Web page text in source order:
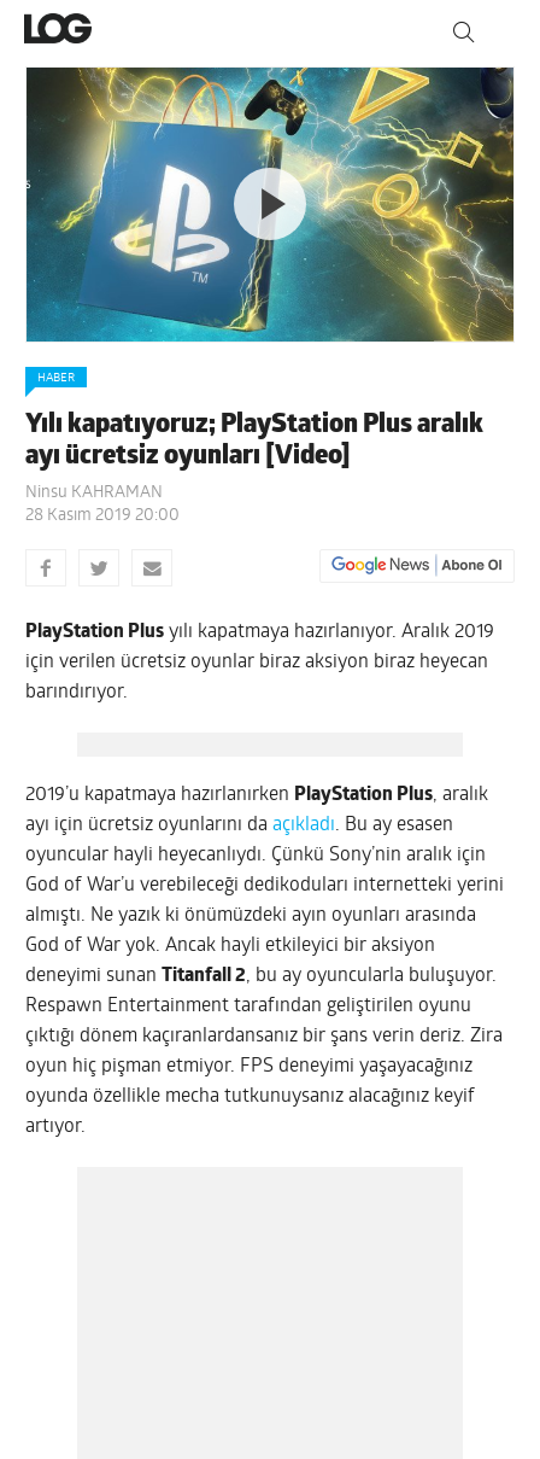
HABER
Yılı kapatıyoruz; PlayStation Plus aralık
ayı ücretsiz oyunları [Video]
Ninsu KAHRAMAN
28 Kasım 2019 20:00
PlayStation Plus yılı kapatmaya hazırlanıyor. Aralık 2019
için verilen ücretsiz oyunlar biraz aksiyon biraz heyecan
barındırıyor.
2019’u kapatmaya hazırlanırken PlayStation Plus, aralık
ayı için ücretsiz oyunlarını daaçıkladı. Bu ay esasen
oyuncular hayli heyecanlıydı. Çünkü Sony’nin aralık için
God of War’u verebileceği dedikoduları internetteki yerini
almıştı. Ne yazık ki önümüzdeki ayın oyunları arasında
God of War yok. Ancak hayli etkileyici bir aksiyon
deneyimi sunan
Titanfall 2, bu ay oyuncularla buluşuyor.
Respawn Entertainment tarafından geliştirilen oyunu
çıktığı dönem kaçıranlardansanız bir şans verin deriz. Zira
oyun hiç pişman etmiyor. FPS deneyimi yaşayacağınız
oyunda özellikle mecha tutkunuysanız alacağınız keyif
artıyor.